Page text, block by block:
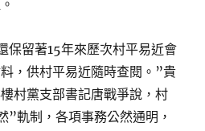
保留著15年來歷次村平易近會
，供村平易近隨時查閱。”貴
村黨支部書記唐戰爭說，村
”軌制，各項事務公然通明，